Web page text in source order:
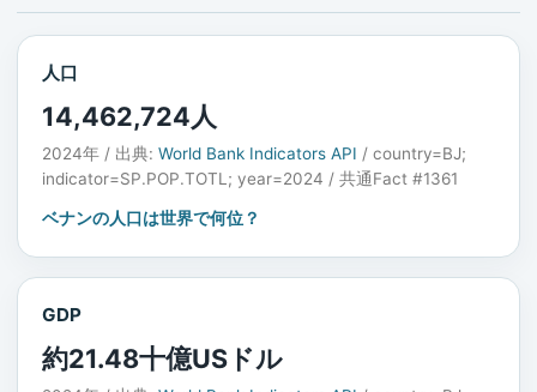
人口
14,462,724人
2024年 / 出典: World Bank Indicators API / country=BJ;
indicator=SP.POP.TOTL; year=2024 / 共通Fact #1361
ベナンの人口は世界で何位？
GDP
約21.48十億USドル